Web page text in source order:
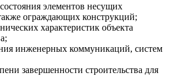
элементов несущих
ограждающих конструкций;
характеристик объекта
инженерных коммуникаций, систем
завершенности строительства для